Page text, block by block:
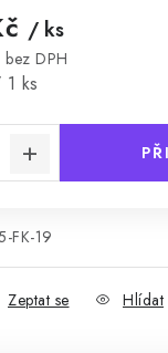
/ ks
DPH
ks
FK-19
Zeptat se Hlídat